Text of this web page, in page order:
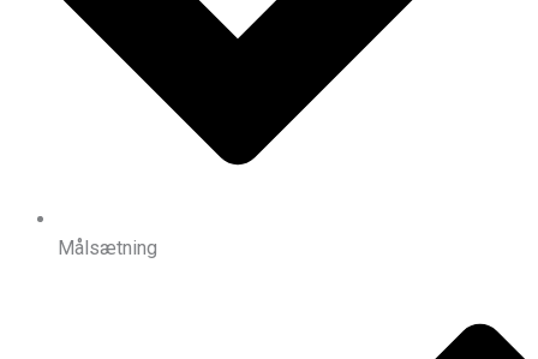
Målsætning